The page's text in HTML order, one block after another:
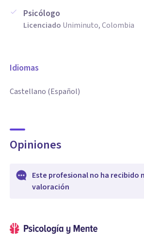
Psicólogo
Licenciado Uniminuto, Colombia
Idiomas
Castellano (Español)
Opiniones
Este profesional no ha recibido
valoración